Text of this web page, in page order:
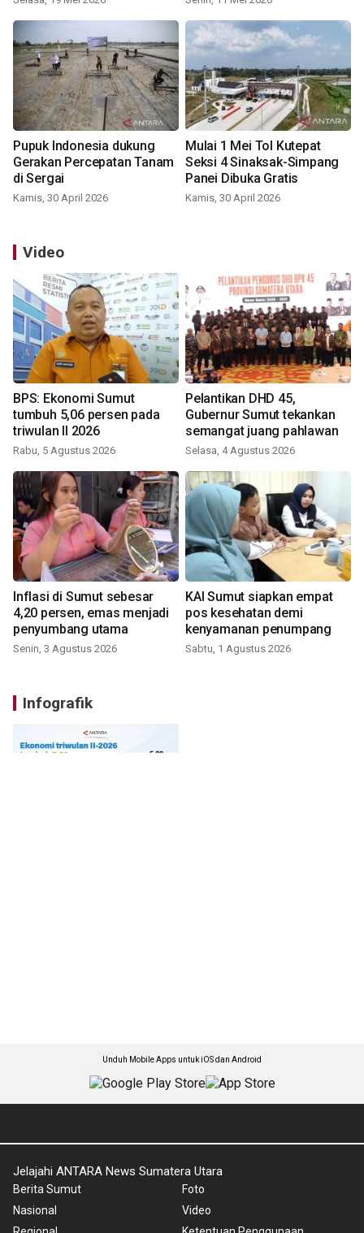
Pupuk Indonesia dukung
Gerakan Percepatan Tanam
di Sergai
Kamis, 30 April 2026
Mulai 1 Mei Tol Kutepat
Seksi 4 Sinaksak-Simpang
Panei Dibuka Gratis
Kamis, 30 April 2026
Video
BPS: Ekonomi Sumut
tumbuh 5,06 persen pada
triwulan II 2026
Rabu, 5 Agustus 2026
Pelantikan DHD 45,
Gubernur Sumut tekankan
semangat juang pahlawan
Selasa, 4 Agustus 2026
Inflasi di Sumut sebesar
4,20 persen, emas menjadi
penyumbang utama
Senin, 3 Agustus 2026
KAI Sumut siapkan empat
pos kesehatan demi
kenyamanan penumpang
Sabtu, 1 Agustus 2026
Infografik
Unduh Mobile Apps untuk iOS dan Android
Jelajahi ANTARA News Sumatera Utara
Berita Sumut
Nasional
Foto
Video